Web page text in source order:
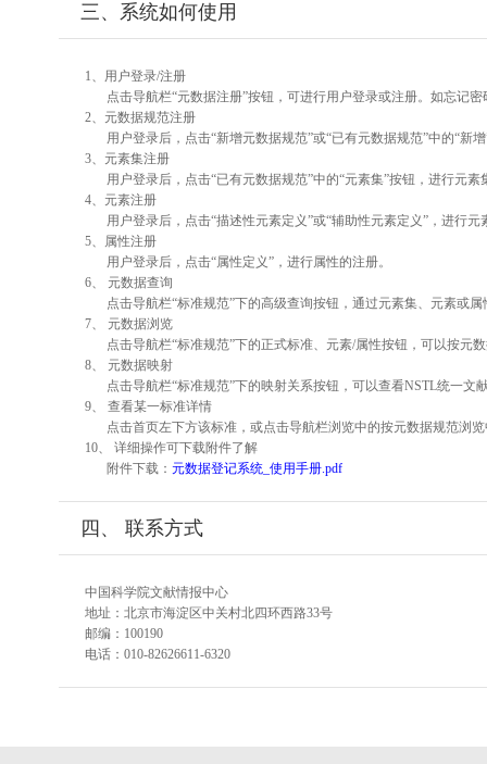
三、系统如何使用
1、用户登录/注册
点击导航栏“元数据注册”按钮，可进行用户登录或注册。如忘记
2、元数据规范注册
用户登录后，点击“新增元数据规范”或“已有元数据规范”中的“新
3、元素集注册
用户登录后，点击“已有元数据规范”中的“元素集”按钮，进行元素
4、元素注册
用户登录后，点击“描述性元素定义”或“辅助性元素定义”，进行元
5、属性注册
用户登录后，点击“属性定义”，进行属性的注册。
6、 元数据查询
点击导航栏“标准规范”下的高级查询按钮，通过元素集、元素或
7、 元数据浏览
点击导航栏“标准规范”下的正式标准、元素/属性按钮，可以按元
8、 元数据映射
点击导航栏“标准规范”下的映射关系按钮，可以查看NSTL统一文
9、 查看某一标准详情
点击首页左下方该标准，或点击导航栏浏览中的按元数据规范浏
10、 详细操作可下载附件了解
附件下载： 元数据登记系统_使用手册.pdf
四、 联系方式
中国科学院文献情报中心
地址：北京市海淀区中关村北四环西路33号
邮编：100190
电话：010-82626611-6320